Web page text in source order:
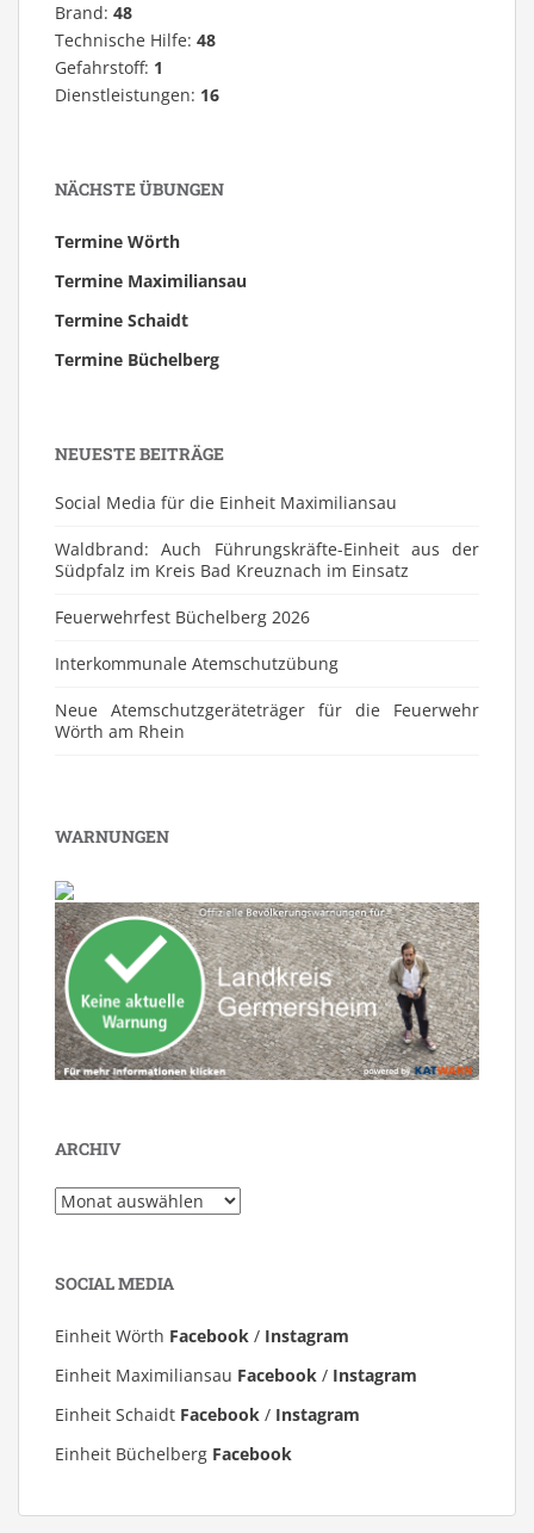
Brand: 48
Technische Hilfe: 48
Gefahrstoff: 1
Dienstleistungen: 16
NÄCHSTE ÜBUNGEN
Termine Wörth
Termine Maximiliansau
Termine Schaidt
Termine Büchelberg
NEUESTE BEITRÄGE
Social Media für die Einheit Maximiliansau
Waldbrand: Auch Führungskräfte-Einheit aus der
Südpfalz im Kreis Bad Kreuznach im Einsatz
Feuerwehrfest Büchelberg 2026
⁠Interkommunale Atemschutzübung
Neue Atemschutzgeräteträger für die Feuerwehr
Wörth am Rhein
WARNUNGEN
ARCHIV
Archiv
SOCIAL MEDIA
Einheit Wörth Facebook / Instagram
Einheit Maximiliansau Facebook / Instagram
Einheit Schaidt Facebook / Instagram
Einheit Büchelberg Facebook